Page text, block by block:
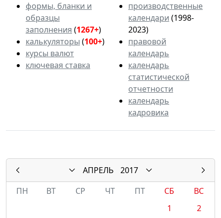
формы, бланки и
образцы
заполнения (1267+)
калькуляторы (100+)
курсы валют
ключевая ставка
производственные
календари (1998-
2023)
правовой
календарь
календарь
статистической
отчетности
календарь
кадровика
АПРЕЛЬ
2017
ПН
ВТ СР ЧТ ПТ СБ
ВС
1
2